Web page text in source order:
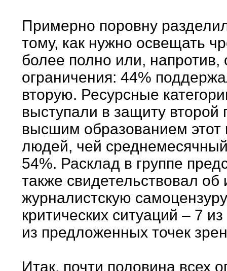
Примерно поровну
тому, как нужно освещать
более полно или,
ограничения: 44%
вторую. Ресурсные
выступали в защиту второй
высшим образованием этот
людей, чей
54%. Расклад в группе
также свидетельствовал
журналистскую
критических ситуаций – 7
из предложенных точек
Итак, почти половина всех